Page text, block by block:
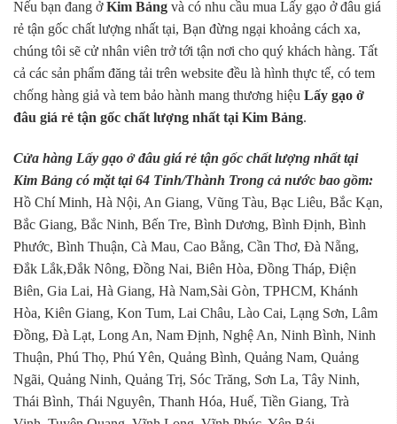
Nếu bạn đang ởKim Bảng và có nhu cầu mua Lấy gạo ở đâu giá
rẻ tận gốc chất lượng nhất tại, Bạn đừng ngại khoảng cách xa,
chúng tôi sẽ cử nhân viên trở tới tận nơi cho quý khách hàng. Tất
cả các sản phẩm đăng tải trên website đều là hình thực tế, có tem
chống hàng giả và tem bảo hành mang thương hiệu Lấy gạo ở
đâu giá rẻ tận gốc chất lượng nhất tại Kim Bảng.
Cửa hàng Lấy gạo ở đâu giá rẻ tận gốc chất lượng nhất tại
Kim Bảng có mặt tại 64 Tỉnh/Thành Trong cả nước bao gồm:
Hồ Chí Minh, Hà Nội, An Giang, Vũng Tàu, Bạc Liêu, Bắc Kạn,
Bắc Giang, Bắc Ninh, Bến Tre, Bình Dương, Bình Định, Bình
Phước, Bình Thuận, Cà Mau, Cao Bằng, Cần Thơ, Đà Nẵng,
Đắk Lắk,Đắk Nông, Đồng Nai, Biên Hòa, Đồng Tháp, Điện
Biên, Gia Lai, Hà Giang, Hà Nam,Sài Gòn, TPHCM, Khánh
Hòa, Kiên Giang, Kon Tum, Lai Châu, Lào Cai, Lạng Sơn, Lâm
Đồng, Đà Lạt, Long An, Nam Định, Nghệ An, Ninh Bình, Ninh
Thuận, Phú Thọ, Phú Yên, Quảng Bình, Quảng Nam, Quảng
Ngãi, Quảng Ninh, Quảng Trị, Sóc Trăng, Sơn La, Tây Ninh,
Thái Bình, Thái Nguyên, Thanh Hóa, Huế, Tiền Giang, Trà